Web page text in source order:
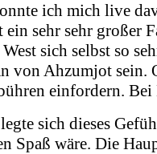
ich mich live
sehr sehr großer
sich selbst so
von Ahzumjot sein.
einfordern.
sich dieses
Spaß wäre. Die